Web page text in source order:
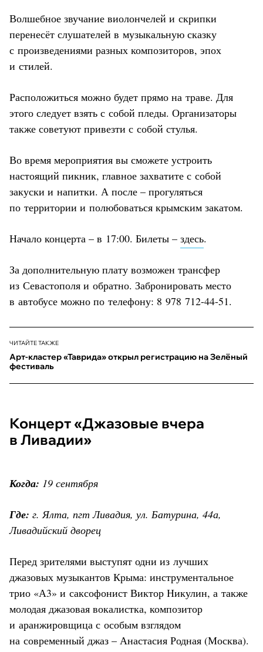
Волшебное звучание виолончелей и скрипки
перенесёт слушателей в музыкальную сказку
с произведениями разных композиторов, эпох
и стилей.
Расположиться можно будет прямо на траве. Для
этого следует взять с собой пледы. Организаторы
также советуют привезти с собой стулья.
Во время мероприятия вы сможете устроить
настоящий пикник, главное захватите с собой
закуски и напитки. А после – прогуляться
по территории и полюбоваться крымским закатом.
Начало концерта – в 17:00. Билеты – здесь.
За дополнительную плату возможен трансфер
из Севастополя и обратно. Забронировать место
в автобусе можно по телефону: 8 978 712-44-51.
ЧИТАЙТЕ ТАКЖЕ
Арт-кластер «Таврида» открыл регистрацию на Зелёный
фестиваль
Концерт «Джазовые вчера
в Ливадии»
Когда: 19 сентября
Где: г. Ялта, пгт Ливадия, ул. Батурина, 44а,
Ливадийский дворец
Перед зрителями выступят одни из лучших
джазовых музыкантов Крыма: инструментальное
трио «А3» и саксофонист Виктор Никулин, а также
молодая джазовая вокалистка, композитор
и аранжировщица с особым взглядом
на современный джаз – Анастасия Родная (Москва).